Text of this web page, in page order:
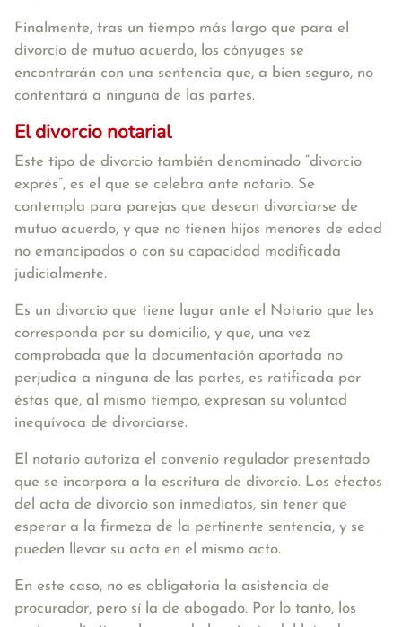
Finalmente, tras un tiempo más largo que para el
divorcio de mutuo acuerdo, los cónyuges se
encontrarán con una sentencia que, a bien seguro, no
contentará a ninguna de las partes.
El divorcio notarial
Este tipo de divorcio también denominado “divorcio
exprés”, es el que se celebra ante notario. Se
contempla para parejas que desean divorciarse de
mutuo acuerdo, y que no tienen hijos menores de edad
no emancipados o con su capacidad modificada
judicialmente.
Es un divorcio que tiene lugar ante el Notario que les
corresponda por su domicilio, y que, una vez
comprobada que la documentación aportada no
perjudica a ninguna de las partes, es ratificada por
éstas que, al mismo tiempo, expresan su voluntad
inequívoca de divorciarse.
El notario autoriza el convenio regulador presentado
que se incorpora a la escritura de divorcio. Los efectos
del acta de divorcio son inmediatos, sin tener que
esperar a la firmeza de la pertinente sentencia, y se
pueden llevar su acta en el mismo acto.
En este caso, no es obligatoria la asistencia de
procurador, pero sí la de abogado. Por lo tanto, los